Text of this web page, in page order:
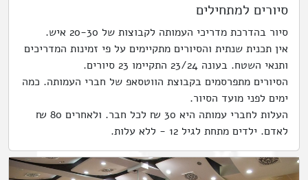
סיורים למתחילים
סיור בהדרכת מדריכי העמותה לקבוצות של 20-30 איש.
אין תכנית שנתית והסיורים מתקיימים על פי זמינות המדריכים
ותנאי השטח. בעונה 23/24 התקיימו 23 סיורים.
הסיורים מתפרסמים בקבוצת הווטסאפ של חברי העמותה. כמה
ימים לפני מועד הסיור.
העלות לחברי עמותה היא 30 ₪ לכל חבר. ולאחרים 80 ₪
לאדם. ילדים מתחת לגיל 12 - ללא עלות.